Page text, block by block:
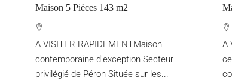
Maison 5 Pièces 143 m2
A VISITER RAPIDEMENTMaison
contemporaine d’exception Secteur
privilégié de Péron Située sur les...
A